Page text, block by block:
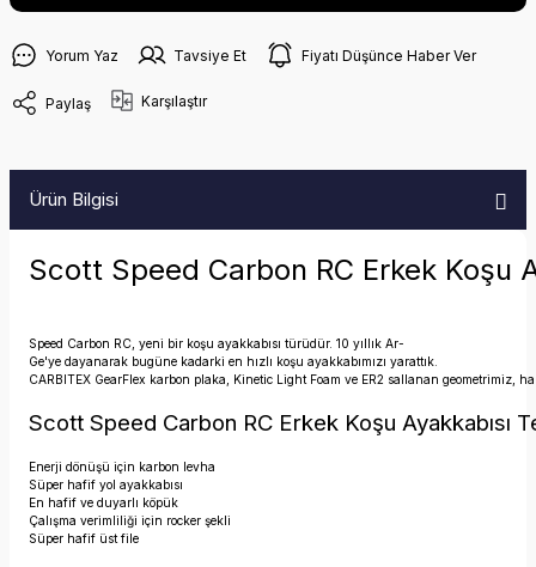
Yorum Yaz Tavsiye Et Fiyatı Düşünce Haber Ver
Paylaş Karşılaştır
Ürün Bilgisi
Scott Speed Carbon RC Erkek Koşu
Speed Carbon RC, yeni bir koşu ayakkabısı türüdür. 10 yıllık Ar-
Ge'ye dayanarak bugüne kadarki en hızlı koşu ayakkabımızı yarattık.
CARBITEX GearFlex karbon plaka, Kinetic Light Foam ve ER2 sallanan geometrimiz,
Scott Speed Carbon RC Erkek Koşu Ayakkabısı
Enerji dönüşü için karbon levha
Süper hafif yol ayakkabısı
En hafif ve duyarlı köpük
Çalışma verimliliği için rocker şekli
Süper hafif üst file